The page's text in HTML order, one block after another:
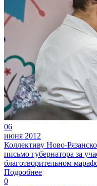
06
июня 2012
Коллективу Ново-
письмо губернатора за
благотворительном
Подробнее
0